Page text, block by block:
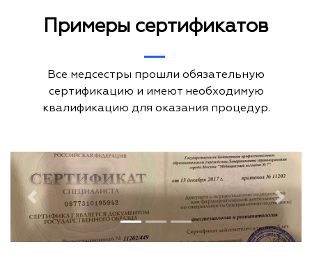
Примеры сертификатов
Все медсестры прошли обязательную
сертификацию и имеют необходимую
квалификацию для оказания процедур.
Previous Next